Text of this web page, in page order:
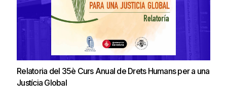
Relatoria del 35è Curs Anual de Drets Humans per a una
Justícia Global